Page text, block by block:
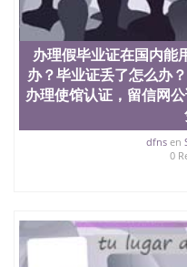
办理假毕业证在国内能
办？毕业证丢了怎么办
办理使馆认证，留信网
dfnsen
0